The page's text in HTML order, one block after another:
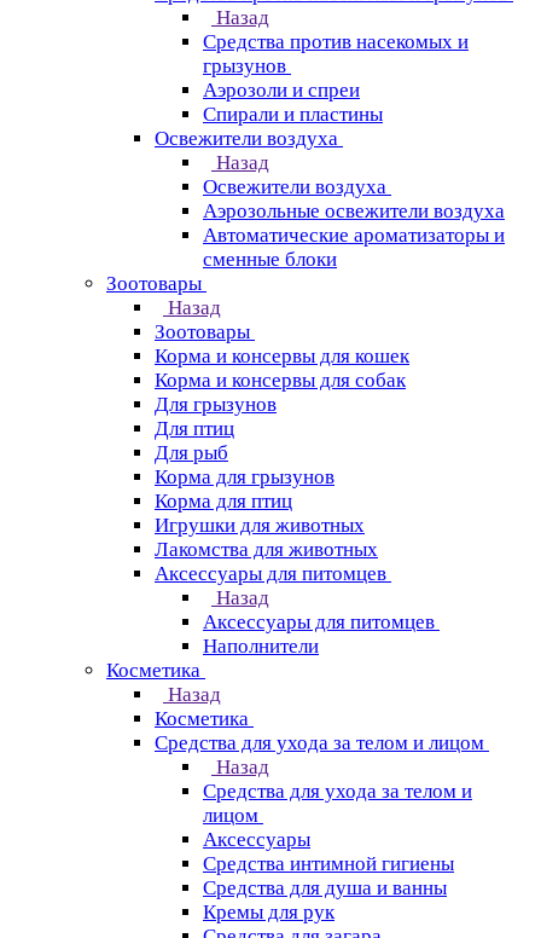
Назад
Средства против насекомых и
грызунов
Аэрозоли и спреи
Спирали и пластины
Освежители воздуха
Назад
Освежители воздуха
Аэрозольные освежители воздуха
Автоматические ароматизаторы и
сменные блоки
Зоотовары
Назад
Зоотовары
Корма и консервы для кошек
Корма и консервы для собак
Для грызунов
Для птиц
Для рыб
Корма для грызунов
Корма для птиц
Игрушки для животных
Лакомства для животных
Аксессуары для питомцев
Назад
Аксессуары для питомцев
Наполнители
Косметика
Назад
Косметика
Средства для ухода за телом и лицом
Назад
Средства для ухода за телом и
лицом
Аксессуары
Средства интимной гигиены
Средства для душа и ванны
Кремы для рук